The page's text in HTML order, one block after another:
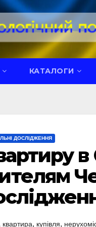
КАТАЛОГИ
ДОСЛІДЖЕННЯ
в
квартира, купівля,